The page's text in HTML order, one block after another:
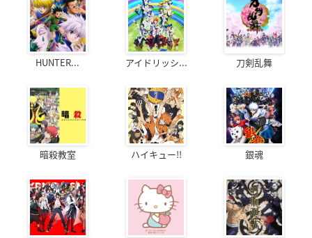
HUNTER... アイドリッシ... 刀剣乱舞
暗殺教室 ハイキュー!! 銀魂